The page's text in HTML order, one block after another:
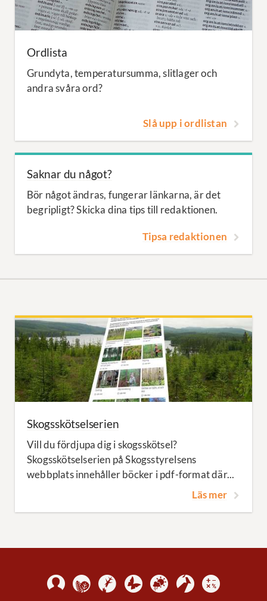
Ordlista
Grundyta, temperatursumma, slitlager och
andra svåra ord?
Slå upp i ordlistan
Saknar du något?
Bör något ändras, fungerar länkarna, är det
begripligt? Skicka dina tips till redaktionen.
Tipsa redaktionen
Skogsskötselserien
Vill du fördjupa dig i skogsskötsel?
Skogsskötselserien på Skogsstyrelsens
webbplats innehåller böcker i pdf-format där...
Läs mer